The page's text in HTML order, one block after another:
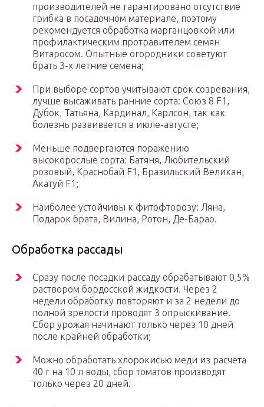
производителей не гарантировано отсутствие
грибка в посадочном материале, поэтому
рекомендуется обработка марганцовкой или
профилактическим протравителем семян
Витаросом. Опытные огородники советуют
брать 3-х летние семена;
При выборе сортов учитывают срок созревания,
лучше высаживать ранние сорта: Союз 8 F1,
Дубок, Татьяна, Кардинал, Карлсон, так как
болезнь развивается в июле-августе;
Меньше подвергаются поражению
высокорослые сорта: Батяня, Любительский
розовый, Краснобай F1, Бразильский Великан,
Акатуй F1;
Наиболее устойчивы к фитофторозу: Ляна,
Подарок брата, Вилина, Ротон, Де-Барао.
Обработка рассады
Сразу после посадки рассаду обрабатывают 0,5%
раствором бордосской жидкости. Через 2
недели обработку повторяют и за 2 недели до
полной зрелости проводят 3 опрыскивание.
Сбор урожая начинают только через 10 дней
после крайней обработки;
Можно обработать хлорокисью меди из расчета
40 г на 10 л воды, сбор томатов производят
только через 20 дней.